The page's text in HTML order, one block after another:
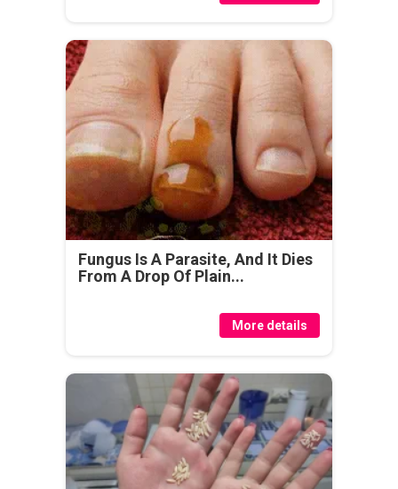
Fungus Is A Parasite, And It Dies
From A Drop Of Plain...
More details